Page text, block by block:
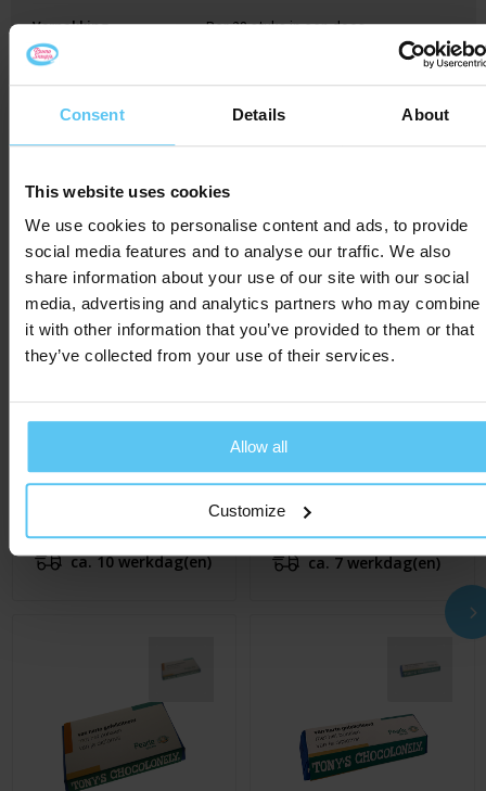
Consent Details About
This website uses cookies
We use cookies to personalise content and ads, to provide
social media features and to analyse our traffic. We also
share information about your use of our site with our social
media, advertising and analytics partners who may combine
it with other information that you’ve provided to them or that
they’ve collected from your use of their services.
Allow all
Customize
Verpakking Per 28 stuks in een doos
Gerelateerde producten
ca. 10 werkdag(en)
Bestseller
ca. 7 werkdag(en)